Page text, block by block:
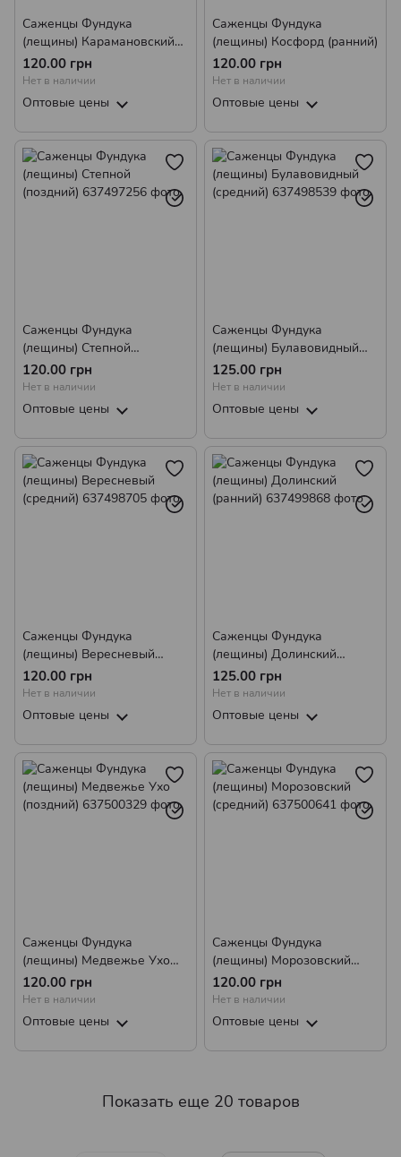
Саженцы Фундука
(лещины) Карамановский
(средний)
120.00 грн
Нет в наличии
Оптовые цены
Саженцы Фундука
(лещины) Косфорд (ранний)
120.00 грн
Нет в наличии
Оптовые цены
Саженцы Фундука
(лещины) Степной
(поздний)
120.00 грн
Нет в наличии
Оптовые цены
Саженцы Фундука
(лещины) Булавовидный
(средний)
125.00 грн
Нет в наличии
Оптовые цены
Саженцы Фундука
(лещины) Вересневый
(средний)
120.00 грн
Нет в наличии
Оптовые цены
Саженцы Фундука
(лещины) Долинский
(ранний)
125.00 грн
Нет в наличии
Оптовые цены
Саженцы Фундука
(лещины) Медвежье Ухо
(поздний)
120.00 грн
Нет в наличии
Оптовые цены
Саженцы Фундука
(лещины) Морозовский
(средний)
120.00 грн
Нет в наличии
Оптовые цены
Показать еще 20 товаров